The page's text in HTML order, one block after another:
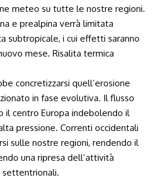
meteo su tutte le nostre regioni.
e prealpina verrà limitata
subtropicale, i cui effetti saranno
mese. Risalita termica
concretizzarsi quell’erosione
in fase evolutiva. Il flusso
il centro Europa indebolendo il
pressione. Correnti occidentali
sulle nostre regioni, rendendo il
una ripresa dell’attività
settentrionali.